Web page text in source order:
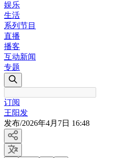
娱乐
生活
系列节目
直播
播客
互动新闻
专题
订阅
王阳发
发布/2026年4月7日 16:48